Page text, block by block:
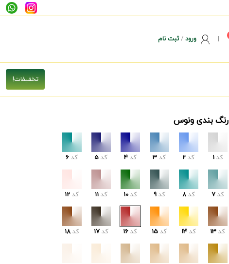
| ورود/ثبت نام
رنگ بندی ونوس
کد 1 کد 2 کد 3 کد 4 کد 5 کد 6
کد 7 کد 8 کد 9 کد 10 کد 11 کد 12
کد 13 کد 14 کد 15 کد 16 کد 17 کد 18